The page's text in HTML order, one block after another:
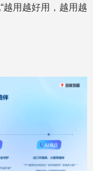
越用越好用，越用越